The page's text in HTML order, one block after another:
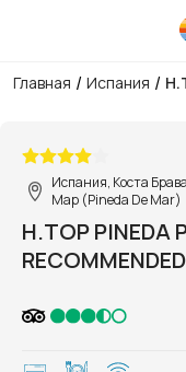
Главная / Испания /
Испания, Коста
Мар (Pineda De Mar)
H.TOP PINEDA